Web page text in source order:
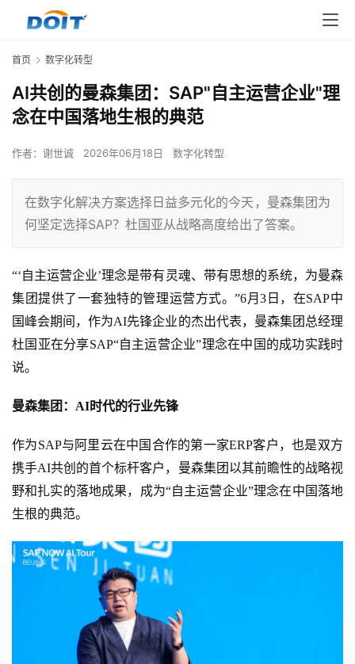
首页 数字化转型
AI共创的曼森集团：SAP"自主运营企业"理
念在中国落地生根的典范
作者： 谢世诚 2026年06月18日 数字化转型
在数字化解决方案选择日益多元化的今天，曼森集团为
何坚定选择SAP？杜国亚从战略高度给出了答案。
“‘自主运营企业’理念是带有灵魂、带有思想的系统，为曼森
集团提供了一套独特的管理运营方式。”6月3日，在SAP中
国峰会期间，作为AI先锋企业的杰出代表，曼森集团总经理
杜国亚在分享SAP“自主运营企业”理念在中国的成功实践时
说。
曼森集团：AI时代的行业先锋
作为SAP与阿里云在中国合作的第一家ERP客户，也是双方
携手AI共创的首个标杆客户，曼森集团以其前瞻性的战略视
野和扎实的落地成果，成为“自主运营企业”理念在中国落地
生根的典范。